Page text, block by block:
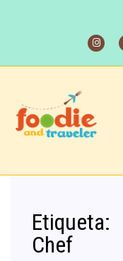
Etiqueta:
Chef